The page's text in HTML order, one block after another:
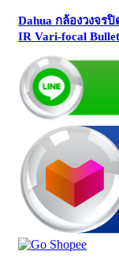
Dahua กล้องวงจร
IR Vari-focal